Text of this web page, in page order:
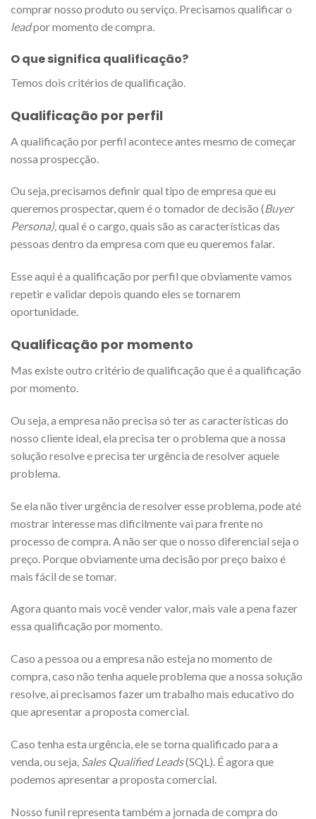
comprar nosso produto ou serviço. Precisamos qualificar o
leadpor momento de compra.
O que significa qualificação?
Temos dois critérios de qualificação.
Qualificação por perfil
A qualificação por perfil acontece antes mesmo de começar
nossa prospecção.
Ou seja, precisamos definir qual tipo de empresa que eu
queremos prospectar, quem é o tomador de decisão (Buyer
Persona),qual é o cargo, quais são as características das
pessoas dentro da empresa com que eu queremos falar.
Esse aqui é a qualificação por perfil que obviamente vamos
repetir e validar depois quando eles se tornarem
oportunidade.
Qualificação por momento
Mas existe outro critério de qualificação que é a qualificação
por momento.
Ou seja, a empresa não precisa só ter as características do
nosso cliente ideal, ela precisa ter o problema que a nossa
solução resolve e precisa ter urgência de resolver aquele
problema.
Se ela não tiver urgência de resolver esse problema, pode até
mostrar interesse mas dificilmente vai para frente no
processo de compra. A não ser que o nosso diferencial seja o
preço. Porque obviamente uma decisão por preço baixo é
mais fácil de se tomar.
Agora quanto mais você vender valor, mais vale a pena fazer
essa qualificação por momento.
Caso a pessoa ou a empresa não esteja no momento de
compra, caso não tenha aquele problema que a nossa solução
resolve, ai precisamos fazer um trabalho mais educativo do
que apresentar a proposta comercial.
Caso tenha esta urgência, ele se torna qualificado para a
venda, ou seja, Sales Qualified Leads(SQL). É agora que
podemos apresentar a proposta comercial.
Nosso funil representa também a jornada de compra do